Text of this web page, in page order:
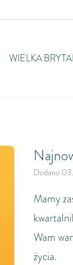
WIELKA
Dodano
Mamy
Wam
życia.